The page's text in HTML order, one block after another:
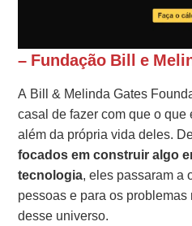
– Fundação Bill e
A Bill & Melinda Gates
casal de fazer com que o
além da própria vida deles.
focados em construir algo
tecnologia, eles passaram a
pessoas e para os
desse universo.